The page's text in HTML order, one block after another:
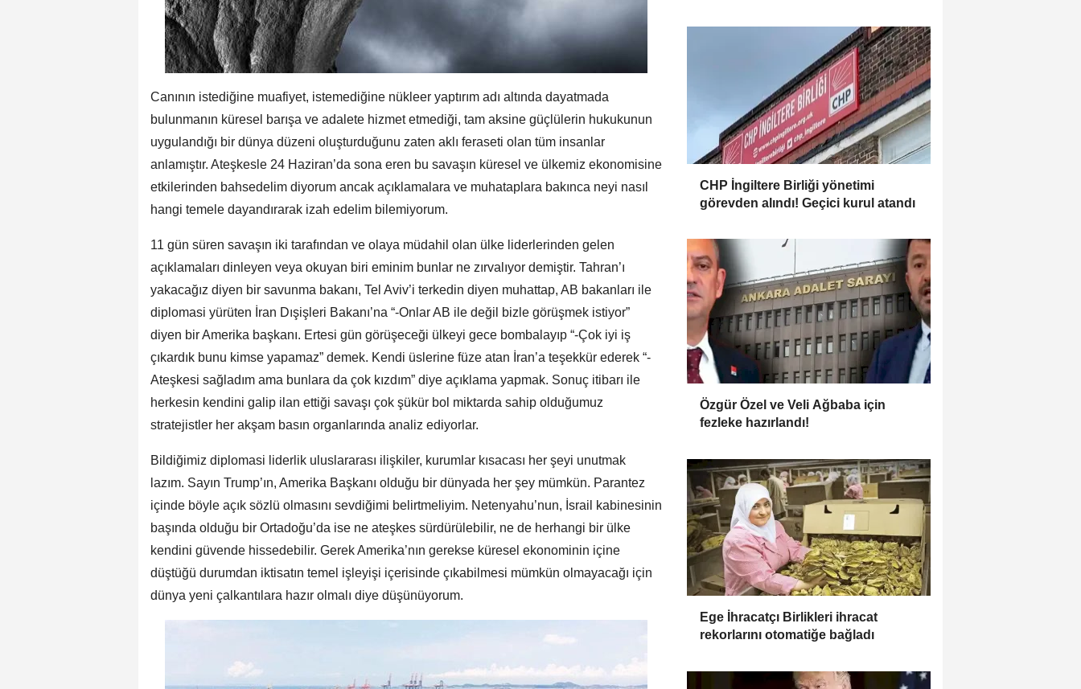
Canının istediğine muafiyet, istemediğine nükleer yaptırım adı altında dayatmada
bulunmanın küresel barışa ve adalete hizmet etmediği, tam aksine güçlülerin hukukunun
uygulandığı bir dünya düzeni oluşturduğunu zaten aklı feraseti olan tüm insanlar
anlamıştır. Ateşkesle 24 Haziran’da sona eren bu savaşın küresel ve ülkemiz ekonomisine
etkilerinden bahsedelim diyorum ancak açıklamalara ve muhataplara bakınca neyi nasıl
hangi temele dayandırarak izah edelim bilemiyorum.
11 gün süren savaşın iki tarafından ve olaya müdahil olan ülke liderlerinden gelen
açıklamaları dinleyen veya okuyan biri eminim bunlar ne zırvalıyor demiştir. Tahran’ı
yakacağız diyen bir savunma bakanı, Tel Aviv’i terkedin diyen muhattap, AB bakanları ile
diplomasi yürüten İran Dışişleri Bakanı’na “-Onlar AB ile değil bizle görüşmek istiyor”
diyen bir Amerika başkanı. Ertesi gün görüşeceği ülkeyi gece bombalayıp “-Çok iyi iş
çıkardık bunu kimse yapamaz” demek. Kendi üslerine füze atan İran’a teşekkür ederek “-
Ateşkesi sağladım ama bunlara da çok kızdım” diye açıklama yapmak. Sonuç itibarı ile
herkesin kendini galip ilan ettiği savaşı çok şükür bol miktarda sahip olduğumuz
stratejistler her akşam basın organlarında analiz ediyorlar.
Bildiğimiz diplomasi liderlik uluslararası ilişkiler, kurumlar kısacası her şeyi unutmak
lazım. Sayın Trump’ın, Amerika Başkanı olduğu bir dünyada her şey mümkün. Parantez
içinde böyle açık sözlü olmasını sevdiğimi belirtmeliyim. Netenyahu’nun, İsrail kabinesinin
başında olduğu bir Ortadoğu’da ise ne ateşkes sürdürülebilir, ne de herhangi bir ülke
kendini güvende hissedebilir. Gerek Amerika’nın gerekse küresel ekonominin içine
düştüğü durumdan iktisatın temel işleyişi içerisinde çıkabilmesi mümkün olmayacağı için
dünya yeni çalkantılara hazır olmalı diye düşünüyorum.
CHP İngiltere Birliği yönetimi
görevden alındı! Geçici kurul atandı
Özgür Özel ve Veli Ağbaba için
fezleke hazırlandı!
Ege İhracatçı Birlikleri ihracat
rekorlarını otomatiğe bağladı